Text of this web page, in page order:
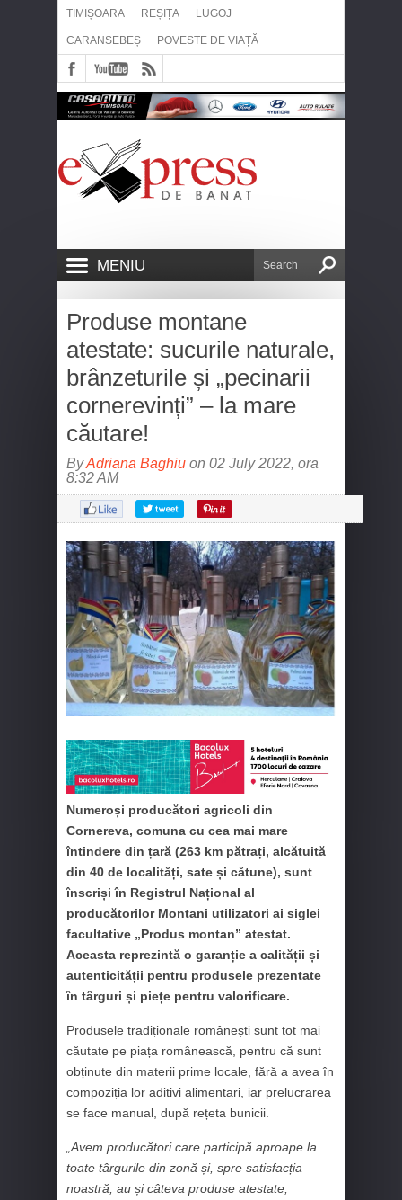
TIMIȘOARA REȘIȚA LUGOJ
CARANSEBEȘ POVESTE DE VIAȚĂ
MENIU
Produse montane
atestate: sucurile naturale,
brânzeturile și „pecinarii
cornerevinți” – la mare
căutare!
ByAdriana Baghiu on 02 July 2022, ora
8:32 AM
Numeroși producători agricoli din
Cornereva, comuna cu cea mai mare
întindere din țară (263 km pătrați, alcătuită
din 40 de localități, sate și cătune), sunt
înscriși în Registrul Național al
producătorilor Montani utilizatori ai siglei
facultative „Produs montan” atestat.
Aceasta reprezintă o garanție a calității și
autenticității pentru produsele prezentate
în târguri și piețe pentru valorificare.
Produsele tradiționale românești sunt tot mai
căutate pe piața românească, pentru că sunt
obținute din materii prime locale, fără a avea în
compoziția lor aditivi alimentari, iar prelucrarea
se face manual, după rețeta bunicii.
„Avem producători care participă aproape la
toate târgurile din zonă și, spre satisfacția
noastră, au și câteva produse atestate,